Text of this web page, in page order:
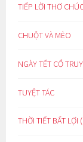
TIẾP LỜI THƠ
CHUỘT VÀ MÈO
NGÀY TẾT CỔ
TUYỆT TÁC
THỜI TIẾT BẤT LỢI